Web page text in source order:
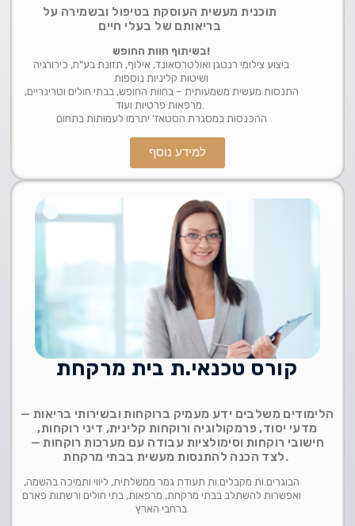
תוכנית מעשית העוסקת בטיפול ובשמירה על
בריאותם של בעלי חיים
בשיתוף חוות החופש!
ביצוע צילומי רנטגן ואולטרסאונד, אילוף, תזונת בע”ח, כירורגיה
ושיטות קליניות נוספות
התנסות מעשית משמעותית – בחוות החופש, בבתי חולים וטרינריים,
מרפאות פרטיות ועוד.
ההכנסות במסגרת הסטאז’ יתרמו לעמותות בתחום
למידע נוסף
קורס טכנאי.ת בית מרקחת
הלימודים משלבים ידע מעמיק ברוקחות ובשירותי בריאות —
מדעי יסוד, פרמקולוגיה ורוקחות קלינית, דיני רוקחות,
חישובי רוקחות וסימולציות עבודה עם מערכות רוקחות —
לצד הכנה להתנסות מעשית בבתי מרקחת.
הבוגרים.ות מקבלים.ות תעודת גמר ממשלתית, ליווי ותמיכה בהשמה,
ואפשרות להשתלב בבתי מרקחת, מרפאות, בתי חולים ורשתות פארם
ברחבי הארץ